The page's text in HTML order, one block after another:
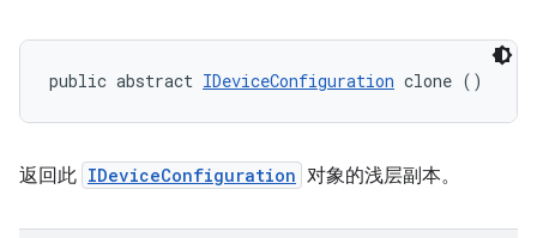
public abstract IDeviceConfiguration clone ()
返回此 IDeviceConfiguration 对象的浅层副本。